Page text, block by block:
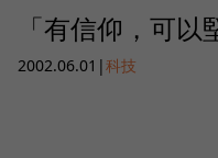
「有信仰，可以
2002.06.01 |科技